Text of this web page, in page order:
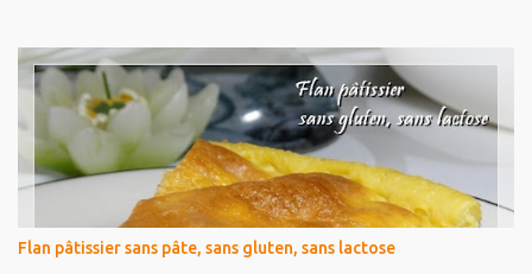
Flan pâtissier sans pâte, sans gluten, sans lactose